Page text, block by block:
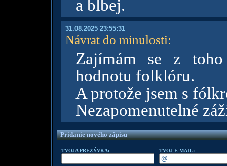
a blbej.
31.08.2025 23:55:31
Návrat do minulosti:
Zajímám se z
hodnotu folklóru.
A protože jsem s
Nezapomenutelné
Pridanie nového zápisu
TVOJA PREZÝVKA: TVOJ E-MAIL: